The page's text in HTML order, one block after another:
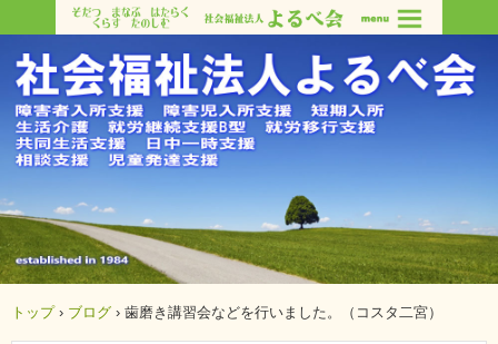
トップ › ブログ › 歯磨き講習会などを行いました。（コスタ二宮）